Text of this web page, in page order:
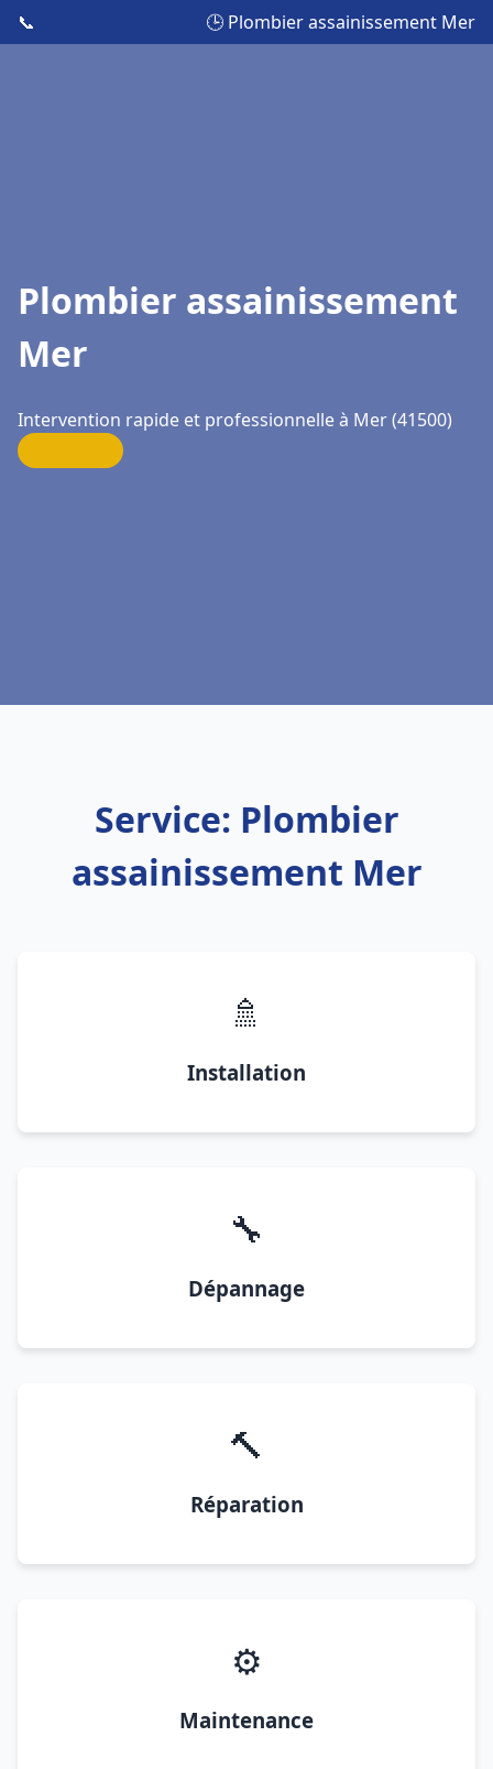
📞 🕒 Plombier assainissement Mer
Plombier assainissement
Mer
Intervention rapide et professionnelle à Mer (41500)
Service: Plombier
assainissement Mer
🚿
Installation
🔧
Dépannage
🔨
Réparation
⚙️
Maintenance